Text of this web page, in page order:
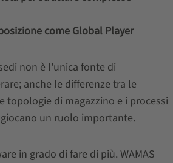
come Global Player
non è l'unica fonte di
anche le differenze tra le
topologie di magazzino e i processi
un ruolo importante.
in grado di fare di più. WAMAS